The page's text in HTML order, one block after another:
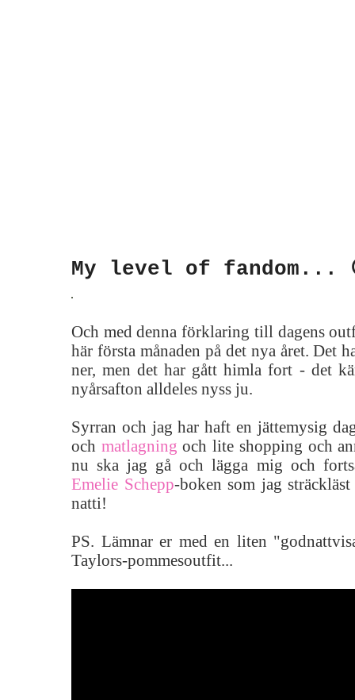
My level of fandom...
Och med denna förklaring till dagens
här första månaden på det nya året. Det
ner, men det har gått himla fort - det
nyårsafton alldeles nyss ju.
Syrran och jag har haft en jättemysig
och matlagning och lite shopping och
nu ska jag gå och lägga mig och
Emelie Schepp-boken som jag
natti!
PS. Lämnar er med en liten
Taylors-pommesoutfit...